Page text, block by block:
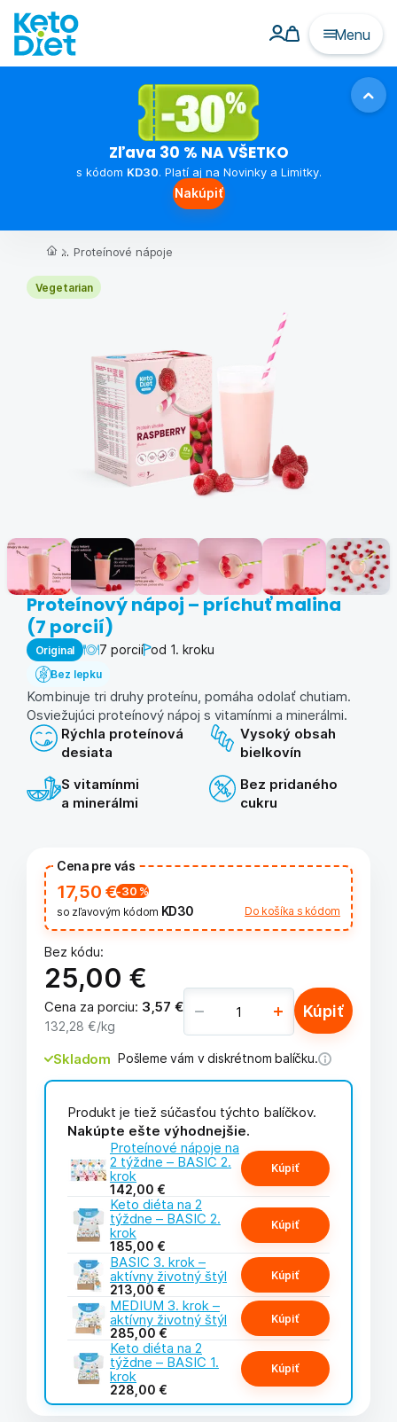
Menu
Zľava 30 % NA VŠETKO
s kódom KD30. Platí aj na Novinky a Limitky.
Nakúpiť
... Proteínové nápoje
Vegetarian
Proteínový nápoj – príchuť malina
(7 porcií)
Original 7 porcií od 1. kroku
Bez lepku
Kombinuje tri druhy proteínu, pomáha odolať chutiam.
Osviežujúci proteínový nápoj s vitamínmi a minerálmi.
Rýchla proteínová
desiata
Vysoký obsah
bielkovín
S vitamínmi
a minerálmi
Bez pridaného
cukru
Cena pre vás
17,50 €-30 %
so zľavovým kódom KD30 Do košíka s kódom
Bez kódu:
25,00 €
Cena za porciu: 3,57 €
132,28 €/kg
Kúpiť
Skladom Pošleme vám v diskrétnom balíčku.
Produkt je tiež súčasťou týchto balíčkov.
Nakúpte ešte výhodnejšie.
Proteínové nápoje na
2 týždne – BASIC 2.
krok
142,00 €
Kúpiť
Keto diéta na 2
týždne – BASIC 2.
krok
185,00 €
Kúpiť
BASIC 3. krok –
aktívny životný štýl
213,00 €
Kúpiť
MEDIUM 3. krok –
aktívny životný štýl
285,00 €
Kúpiť
Keto diéta na 2
týždne – BASIC 1.
krok
228,00 €
Kúpiť